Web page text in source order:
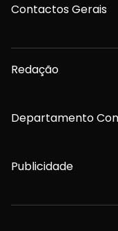
Contactos Gerais
Redação
Departamento
Publicidade